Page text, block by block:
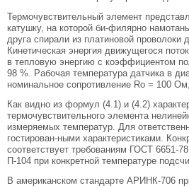
Термочувствительный элемент
катушку, на которой би-филярно
друга спирали из платиновой проволоки
Кинетическая энергия движущегося
в тепловую энергию с коэффициентом
98 %. Рабочая температура датчика в
номинальное сопротивление Ro = 100
Как видно из формул (4.1) и (4.2)
термочувствительного элемента
измеряемых температур. Для
гостирован-ными характеристиками.
соответствует требованиям ГОСТ 6651-
П-104 при конкретной температуре
В американском стандарте АРИНК-706